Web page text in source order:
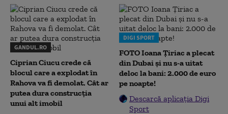
GANDUL.RO
Ciprian Ciucu crede că
blocul care a explodat în
Rahova va fi demolat. Cât ar
putea dura construcția
unui alt imobil
DIGI SPORT
FOTO Ioana Țiriac a plecat
din Dubai și nu s-a uitat
deloc la bani: 2.000 de euro
pe noapte!
Descarcă aplicația Digi
Sport